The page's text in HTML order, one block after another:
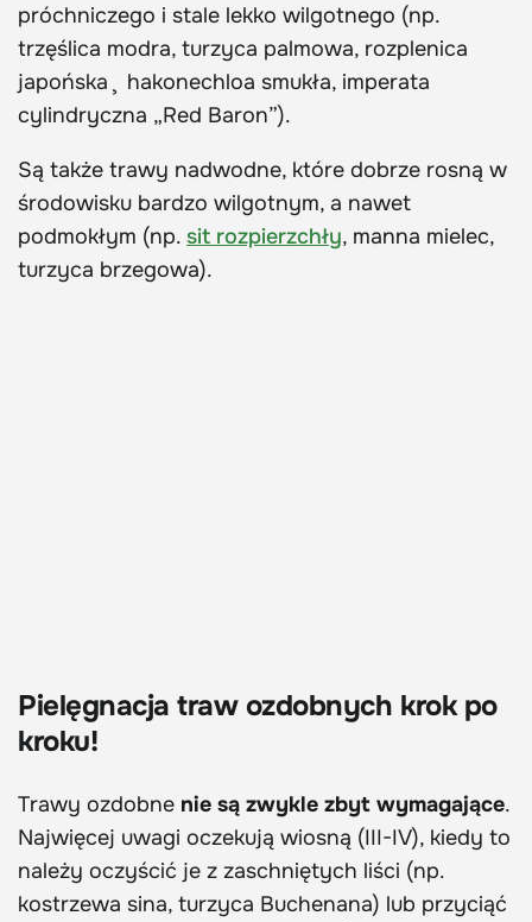
próchniczego i stale lekko wilgotnego (np.
trzęślica modra, turzyca palmowa, rozplenica
japońska¸ hakonechloa smukła, imperata
cylindryczna „Red Baron”).
Są także trawy nadwodne, które dobrze rosną w
środowisku bardzo wilgotnym, a nawet
podmokłym (np. sit rozpierzchły, manna mielec,
turzyca brzegowa).
Pielęgnacja traw ozdobnych krok po
kroku!
Trawy ozdobne nie są zwykle zbyt wymagające.
Najwięcej uwagi oczekują wiosną (III-IV), kiedy to
należy oczyścić je z zaschniętych liści (np.
kostrzewa sina, turzyca Buchenana) lub przyciąć